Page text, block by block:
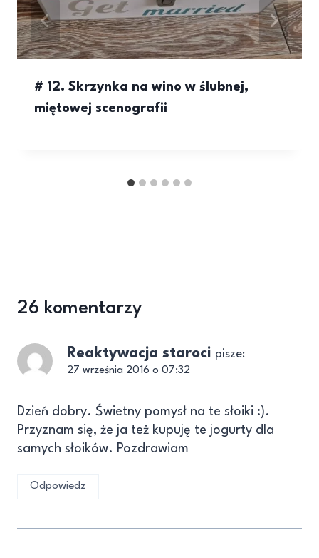
# 12. Skrzynka na wino w ślubnej,
miętowej scenografii
26 komentarzy
Reaktywacja staroci pisze:
27 września 2016 o 07:32
Dzień dobry. Świetny pomysł na te słoiki :).
Przyznam się, że ja też kupuję te jogurty dla
samych słoików. Pozdrawiam
Odpowiedz